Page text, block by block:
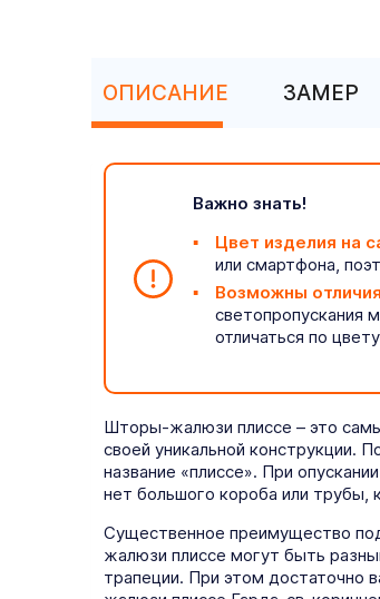
ОПИСАНИЕ ЗАМЕР
Важно знать!
Цвет изделия на
или смартфона,
Возможны
светопропускания
отличаться по
Шторы-жалюзи плиссе – это
своей уникальной конструкции.
название «плиссе». При
нет большого короба или трубы,
Существенное преимущество
жалюзи плиссе могут быть
трапеции. При этом достаточно